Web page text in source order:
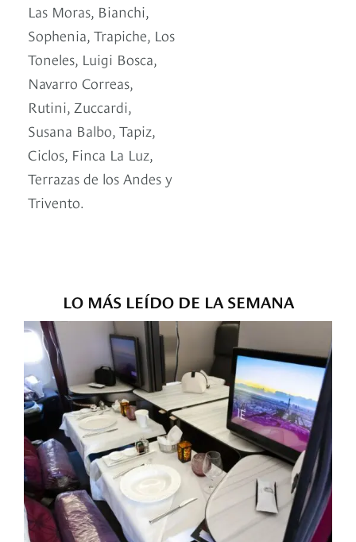
Las Moras, Bianchi,
Sophenia, Trapiche, Los
Toneles, Luigi Bosca,
Navarro Correas,
Rutini, Zuccardi,
Susana Balbo, Tapiz,
Ciclos, Finca La Luz,
Terrazas de los Andes y
Trivento.
LO MÁS LEÍDO DE LA SEMANA